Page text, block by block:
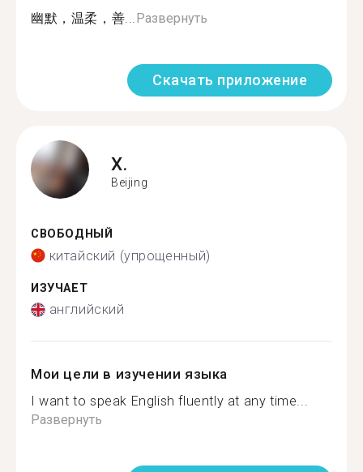
幽默，温柔，善...Развернуть
Скачать приложение
X.
Beijing
СВОБОДНЫЙ
китайский (упрощенный)
ИЗУЧАЕТ
английский
Мои цели в изучении языка
I want to speak English fluently at any time...
Развернуть